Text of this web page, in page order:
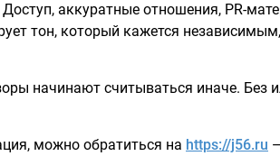
аккуратные отношения, PR-
тон, который кажется
начинают считываться иначе. Без
можно обратиться на https://j56.ru